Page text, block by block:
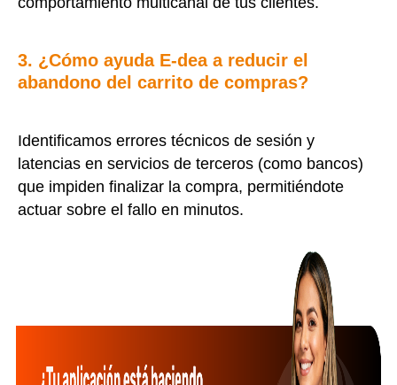
3. ¿Cómo ayuda E-dea a reducir el
abandono del carrito de compras?
Identificamos errores técnicos de sesión y
latencias en servicios de terceros (como bancos)
que impiden finalizar la compra, permitiéndote
actuar sobre el fallo en minutos.